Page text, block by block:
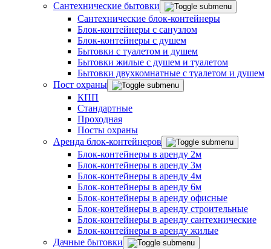
Сантехнические бытовки
Сантехнические блок-контейнеры
Блок-контейнеры с санузлом
Блок-контейнеры с душем
Бытовки с туалетом и душем
Бытовки жилые с душем и туалетом
Бытовки двухкомнатные с туалетом и душем
Пост охраны
КПП
Стандартные
Проходная
Посты охраны
Аренда блок-контейнеров
Блок-контейнеры в аренду 2м
Блок-контейнеры в аренду 3м
Блок-контейнеры в аренду 4м
Блок-контейнеры в аренду 6м
Блок-контейнеры в аренду офисные
Блок-контейнеры в аренду строительные
Блок-контейнеры в аренду сантехнические
Блок-контейнеры в аренду жилые
Дачные бытовки